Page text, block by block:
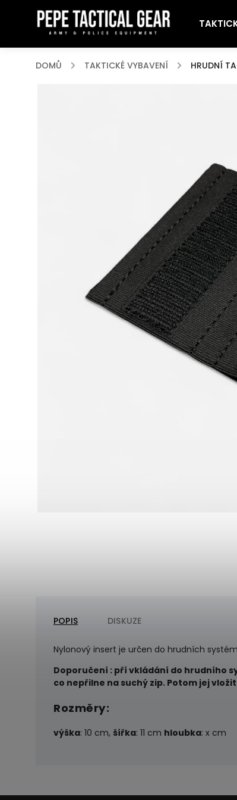
DOMŮ / TAKTICKÉ VYBAVENÍ / HRUDNÍ
POPIS DISKUZE
Nylonový insert je určen do hrudních
Doporučení : pří vkládání do hrudního
co nepřilne na suchý zip. Potom jej
Rozměry:
výška: 10 cm, šířka: 11 cm hloubka: x cm